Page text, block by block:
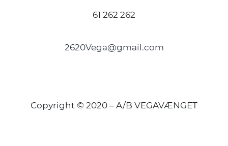
61 262 262
2620Vega@gmail.com
Copyright © 2020 – A/B VEGAVÆNGET